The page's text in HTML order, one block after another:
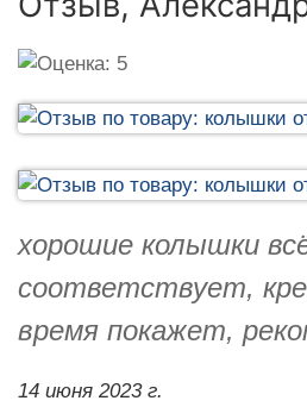
хорошие колышки
соответствует,
время покажет,
14 июня 2023 г.